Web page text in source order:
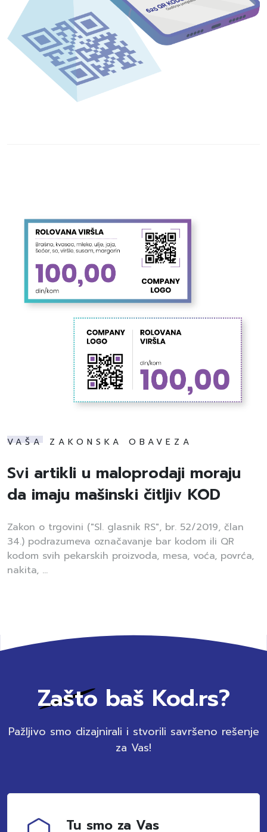
VAŠA ZAKONSKA OBAVEZA
Svi artikli u maloprodaji moraju
da imaju mašinski čitljiv KOD
Zakon o trgovini ("Sl. glasnik RS", br. 52/2019, član
34.) podrazumeva označavanje bar kodom ili QR
kodom svih pekarskih proizvoda, mesa, voća, povrća,
nakita, ...
Zašto baš Kod.rs?
Pažljivo smo dizajnirali i stvorili savršeno rešenje
za Vas!
Tu smo za Vas